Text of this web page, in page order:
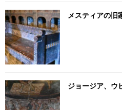
メスティアの旧
ジョージア、ウ